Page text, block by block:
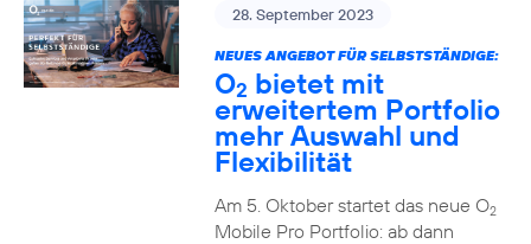
28. September 2023
NEUES ANGEBOT FÜR SELBSTSTÄNDIGE:
O2 bietet mit
erweitertem Portfolio
mehr Auswahl und
Flexibilität
Am 5. Oktober startet das neue O2
Mobile Pro Portfolio: ab dann